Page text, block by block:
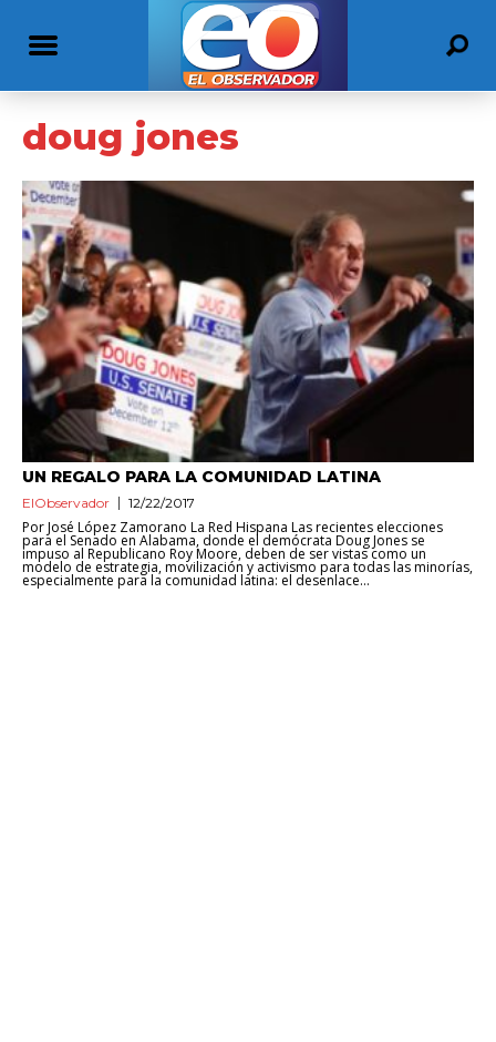
doug jones
UN REGALO PARA LA COMUNIDAD LATINA
ElObservador 12/22/2017
Por José López Zamorano La Red Hispana Las recientes elecciones
para el Senado en Alabama, donde el demócrata Doug Jones se
impuso al Republicano Roy Moore, deben de ser vistas como un
modelo de estrategia, movilización y activismo para todas las minorías,
especialmente para la comunidad latina: el desenlace...